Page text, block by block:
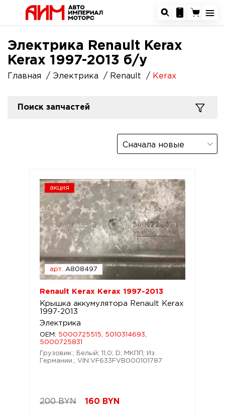
Электрика Renault Kerax
Kerax 1997-2013 б/у
Главная Электрика Renault Kerax
Поиск запчастей
Сначала новые
акция
арт. A808497
Renault Kerax Kerax 1997-2013
Крышка аккумулятора Renault Kerax
1997-2013
Электрика
OEM: 5000725515, 5010314693,
5000725831
Грузовик.; Белый; 11,0; D; МКПП; Из
Германии.; VIN:VF633FVB000101787
200 BYN 160 BYN